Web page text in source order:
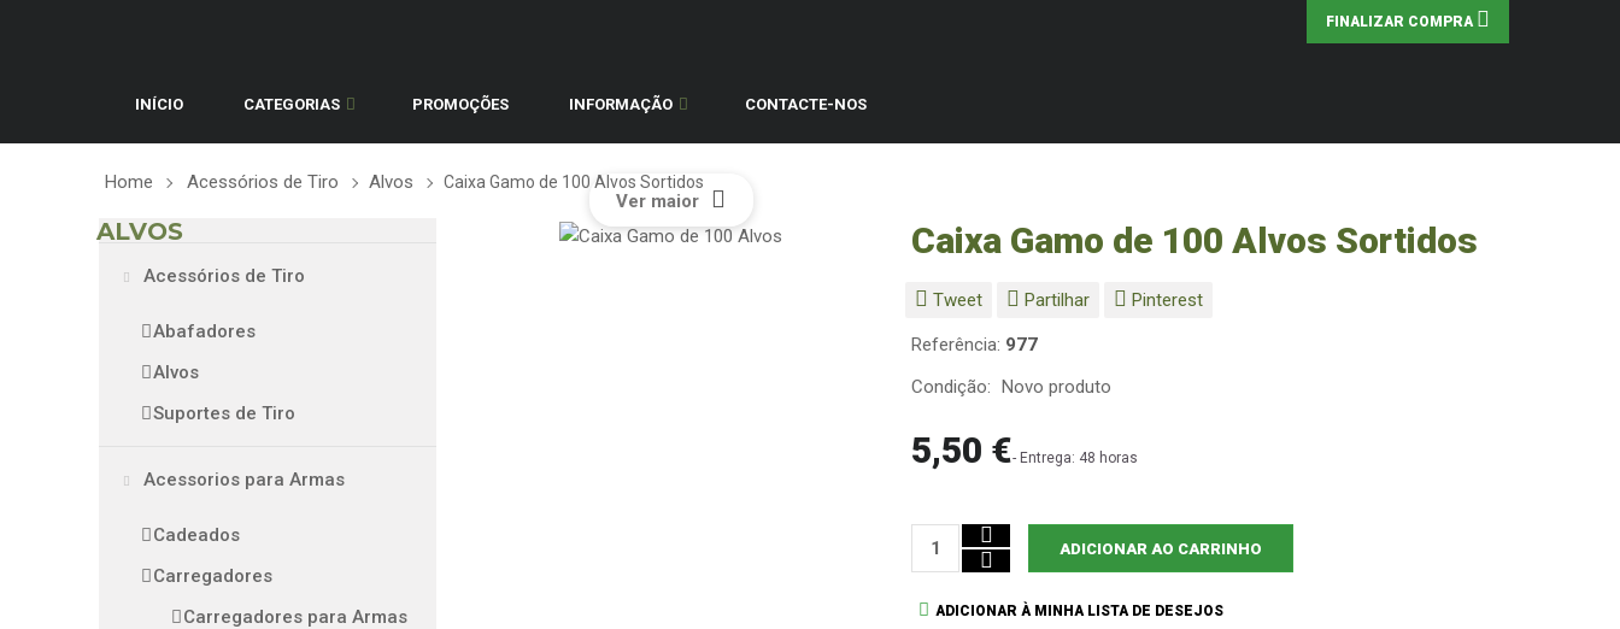
FINALIZAR COMPRA
INÍCIO CATEGORIAS PROMOÇÕES INFORMAÇÃO CONTACTE-NOS
Home Acessórios de Tiro Alvos Caixa Gamo de 100 Alvos Sortidos
ALVOS
Acessórios de Tiro
Abafadores
Alvos
Suportes de Tiro
Acessorios para Armas
Cadeados
Carregadores
Carregadores para Armas
Ver maior
Caixa Gamo de 100 Alvos Sortidos
Tweet Partilhar Pinterest
Referência: 977
Condição: Novo produto
5,50 €- Entrega: 48 horas
ADICIONAR AO CARRINHO
ADICIONAR À MINHA LISTA DE DESEJOS